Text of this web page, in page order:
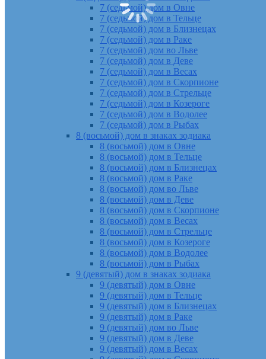
7 (седьмой) дом в Овне
7 (седьмой) дом в Тельце
7 (седьмой) дом в Близнецах
7 (седьмой) дом в Раке
7 (седьмой) дом во Льве
7 (седьмой) дом в Деве
7 (седьмой) дом в Весах
7 (седьмой) дом в Скорпионе
7 (седьмой) дом в Стрельце
7 (седьмой) дом в Козероге
7 (седьмой) дом в Водолее
7 (седьмой) дом в Рыбах
8 (восьмой) дом в знаках зодиака
8 (восьмой) дом в Овне
8 (восьмой) дом в Тельце
8 (восьмой) дом в Близнецах
8 (восьмой) дом в Раке
8 (восьмой) дом во Льве
8 (восьмой) дом в Деве
8 (восьмой) дом в Скорпионе
8 (восьмой) дом в Весах
8 (восьмой) дом в Стрельце
8 (восьмой) дом в Козероге
8 (восьмой) дом в Водолее
8 (восьмой) дом в Рыбах
9 (девятый) дом в знаках зодиака
9 (девятый) дом в Овне
9 (девятый) дом в Тельце
9 (девятый) дом в Близнецах
9 (девятый) дом в Раке
9 (девятый) дом во Льве
9 (девятый) дом в Деве
9 (девятый) дом в Весах